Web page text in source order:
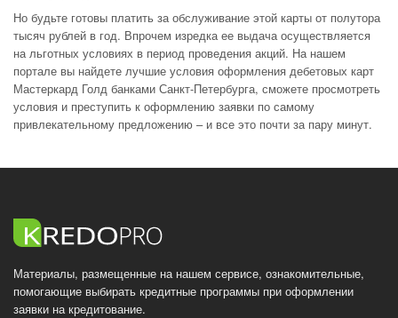
Но будьте готовы платить за обслуживание этой карты от полутора
тысяч рублей в год. Впрочем изредка ее выдача осуществляется
на льготных условиях в период проведения акций. На нашем
портале вы найдете лучшие условия оформления дебетовых карт
Мастеркард Голд банками Санкт-Петербурга, сможете просмотреть
условия и преступить к оформлению заявки по самому
привлекательному предложению – и все это почти за пару минут.
Материалы, размещенные на нашем сервисе, ознакомительные,
помогающие выбирать кредитные программы при оформлении
заявки на кредитование.